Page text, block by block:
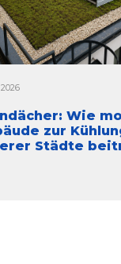
Wie
zur
Städte